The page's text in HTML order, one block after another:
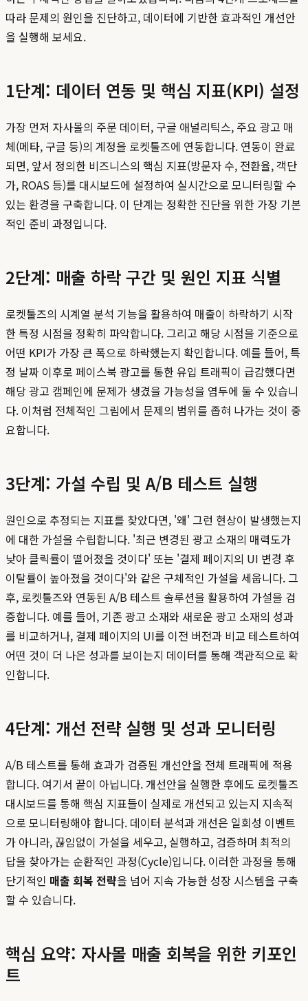
따라 문제의 원인을 진단하고, 데이터에 기반한 효과적인 개선안
을 실행해 보세요.
1단계: 데이터 연동 및 핵심 지표(KPI) 설정
가장 먼저 자사몰의 주문 데이터, 구글 애널리틱스, 주요 광고 매
체(메타, 구글 등)의 계정을 로켓툴즈에 연동합니다. 연동이 완료
되면, 앞서 정의한 비즈니스의 핵심 지표(방문자 수, 전환율, 객단
가, ROAS 등)를 대시보드에 설정하여 실시간으로 모니터링할 수
있는 환경을 구축합니다. 이 단계는 정확한 진단을 위한 가장 기본
적인 준비 과정입니다.
2단계: 매출 하락 구간 및 원인 지표 식별
로켓툴즈의 시계열 분석 기능을 활용하여 매출이 하락하기 시작
한 특정 시점을 정확히 파악합니다. 그리고 해당 시점을 기준으로
어떤 KPI가 가장 큰 폭으로 하락했는지 확인합니다. 예를 들어, 특
정 날짜 이후로 페이스북 광고를 통한 유입 트래픽이 급감했다면
해당 광고 캠페인에 문제가 생겼을 가능성을 염두에 둘 수 있습니
다. 이처럼 전체적인 그림에서 문제의 범위를 좁혀 나가는 것이 중
요합니다.
3단계: 가설 수립 및 A/B 테스트 실행
원인으로 추정되는 지표를 찾았다면, '왜' 그런 현상이 발생했는지
에 대한 가설을 수립합니다. '최근 변경된 광고 소재의 매력도가
낮아 클릭률이 떨어졌을 것이다' 또는 '결제 페이지의 UI 변경 후
이탈률이 높아졌을 것이다'와 같은 구체적인 가설을 세웁니다. 그
후, 로켓툴즈와 연동된 A/B 테스트 솔루션을 활용하여 가설을 검
증합니다. 예를 들어, 기존 광고 소재와 새로운 광고 소재의 성과
를 비교하거나, 결제 페이지의 UI를 이전 버전과 비교 테스트하여
어떤 것이 더 나은 성과를 보이는지 데이터를 통해 객관적으로 확
인합니다.
4단계: 개선 전략 실행 및 성과 모니터링
A/B 테스트를 통해 효과가 검증된 개선안을 전체 트래픽에 적용
합니다. 여기서 끝이 아닙니다. 개선안을 실행한 후에도 로켓툴즈
대시보드를 통해 핵심 지표들이 실제로 개선되고 있는지 지속적
으로 모니터링해야 합니다. 데이터 분석과 개선은 일회성 이벤트
가 아니라, 끊임없이 가설을 세우고, 실행하고, 검증하며 최적의
답을 찾아가는 순환적인 과정(Cycle)입니다. 이러한 과정을 통해
단기적인 매출 회복 전략을 넘어 지속 가능한 성장 시스템을 구축
할 수 있습니다.
핵심 요약: 자사몰 매출 회복을 위한 키포인
트